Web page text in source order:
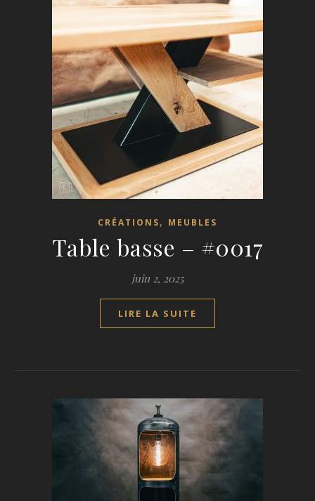
CRÉATIONS, MEUBLES
Table basse – #0017
juin 2, 2025
LIRE LA SUITE